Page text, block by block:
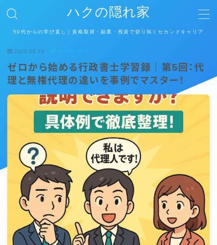
ハクの隠れ家
50代からの学び直し｜資格取得・副業・投資で切り拓くセカンドキャリア
MENU
ホーム
運営者情報
プライバシーポリシー
お問い合わせ
2025.06.10
ゼロから始める行政書士学習録｜第5回：代
理と無権代理の違いを事例でマスター！